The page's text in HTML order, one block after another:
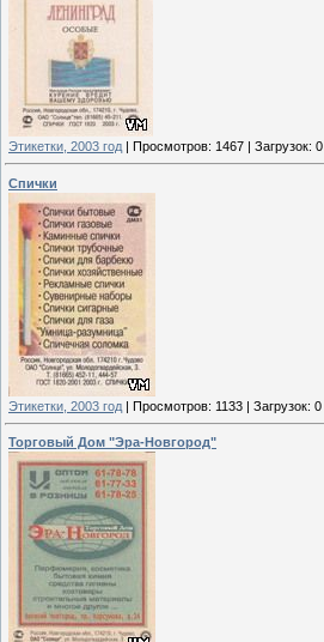
Этикетки, 2003 год | Просмотров: 1467 | Загрузок: 0
Спички
Этикетки, 2003 год | Просмотров: 1133 | Загрузок: 0
Торговый Дом "Эра-Новгород"